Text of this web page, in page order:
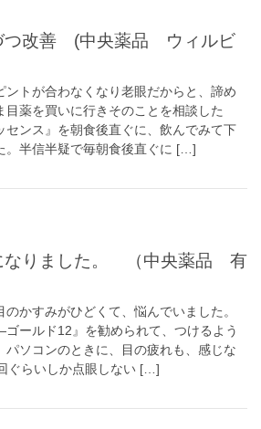
ントが合わなくなり老眼だからと、諦め
目薬を買いに行きそのことを相談した
センス』を朝食後直ぐに、飲んでみて下
。半信半疑で毎朝食後直ぐに […]
かすみがひどくて、悩んでいました。
ールド12』を勧められて、つけるよう
パソコンのときに、目の疲れも、感じな
ぐらいしか点眼しない […]